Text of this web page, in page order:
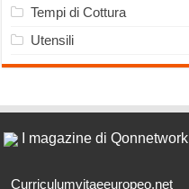
Tempi di Cottura
Utensili
I magazine di Qonnetwork
Curriculumvitaeeuropeo.net